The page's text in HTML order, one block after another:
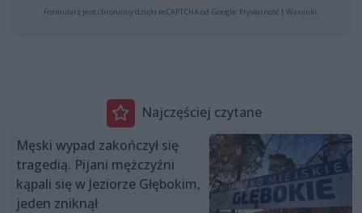
Formularz jest chroniony dzięki reCAPTCHA od Google: Prywatność | Warunki
Najczęściej czytane
Męski wypad zakończył się
tragedią. Pijani mężczyźni
kąpali się w Jeziorze Głębokim,
jeden zniknął